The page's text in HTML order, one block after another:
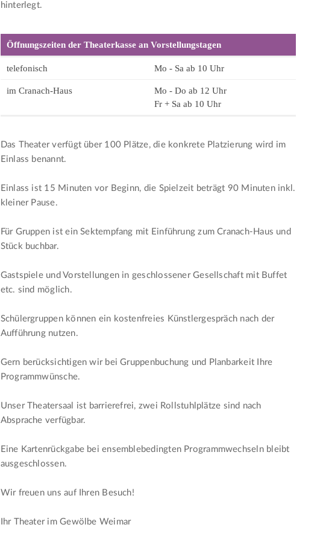
hinterlegt.
Öffnungszeiten der Theaterkasse an Vorstellungstagen
telefonisch Mo - Sa ab 10 Uhr
im Cranach-Haus
Mo - Do ab 12 Uhr
Fr + Sa ab 10 Uhr
Das Theater verfügt über 100 Plätze, die konkrete Platzierung wird im
Einlass benannt.
Einlass ist 15 Minuten vor Beginn, die Spielzeit beträgt 90 Minuten inkl.
kleiner Pause.
Für Gruppen ist ein Sektempfang mit Einführung zum Cranach-Haus und
Stück buchbar.
Gastspiele und Vorstellungen in geschlossener Gesellschaft mit Buffet
etc. sind möglich.
Schülergruppen können ein kostenfreies Künstlergespräch nach der
Aufführung nutzen.
Gern berücksichtigen wir bei Gruppenbuchung und Planbarkeit Ihre
Programmwünsche.
Unser Theatersaal ist barrierefrei, zwei Rollstuhlplätze sind nach
Absprache verfügbar.
Eine Kartenrückgabe bei ensemblebedingten Programmwechseln bleibt
ausgeschlossen.
Wir freuen uns auf Ihren Besuch!
Ihr Theater im Gewölbe Weimar